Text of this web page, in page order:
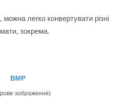
легко конвертувати різні
зокрема.
BMP
зображення)